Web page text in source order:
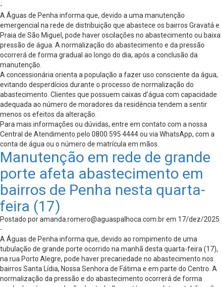
-
A Águas de Penha informa que, devido a uma manutenção
emergencial na rede de distribuição que abastece os bairros Gravatá e
Praia de São Miguel, pode haver oscilações no abastecimento ou baixa
pressão de água. A normalização do abastecimento e da pressão
ocorrerá de forma gradual ao longo do dia, após a conclusão da
manutenção.
A concessionária orienta a população a fazer uso consciente da água,
evitando desperdícios durante o processo de normalização do
abastecimento. Clientes que possuem caixas d’água com capacidade
adequada ao número de moradores da residência tendem a sentir
menos os efeitos da alteração.
Para mais informações ou dúvidas, entre em contato com a nossa
Central de Atendimento pelo 0800 595 4444 ou via WhatsApp, com a
conta de água ou o número de matrícula em mãos.
Manutenção em rede de grande
porte afeta abastecimento em
bairros de Penha nesta quarta-
feira (17)
Postado poramanda.romero@aguaspalhoca.com.brem 17/dez/2025
-
A Águas de Penha informa que, devido ao rompimento de uma
tubulação de grande porte ocorrido na manhã desta quarta-feira (17),
na rua Porto Alegre, pode haver precariedade no abastecimento nos
bairros Santa Lídia, Nossa Senhora de Fátima e em parte do Centro. A
normalização da pressão e do abastecimento ocorrerá de forma